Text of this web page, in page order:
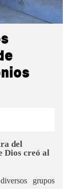
del
creó al
grupos